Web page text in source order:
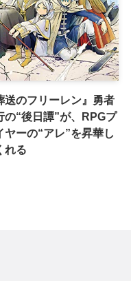
送のフリーレン』勇者
の“後日譚”が、RPGプ
ヤーの“アレ”を昇華し
れる